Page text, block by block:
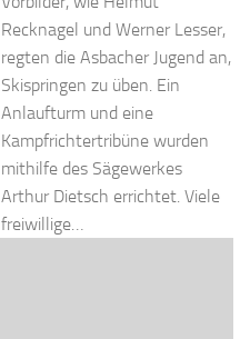
Recknagel und Werner Lesser,
regten die Asbacher Jugend an,
Skispringen zu üben. Ein
Anlaufturm und eine
Kampfrichtertribüne wurden
mithilfe des Sägewerkes
Arthur Dietsch errichtet. Viele
freiwillige…